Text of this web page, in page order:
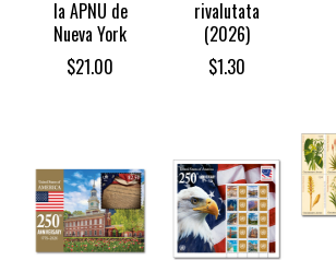
la APNU de
Nueva York
$21.00
rivalutata
(2026)
$1.30